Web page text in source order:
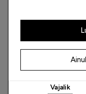
selle kohta, kuidas meie
olete neile esitanud
Vajalik